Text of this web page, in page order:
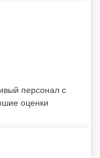
персонал с
оценки